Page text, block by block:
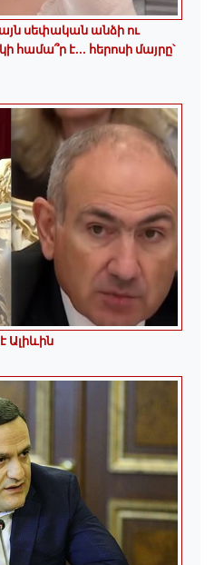
սեփական անձի ու
համա՞ր է․․․ հերոսի մայրը՝
Ալիևին